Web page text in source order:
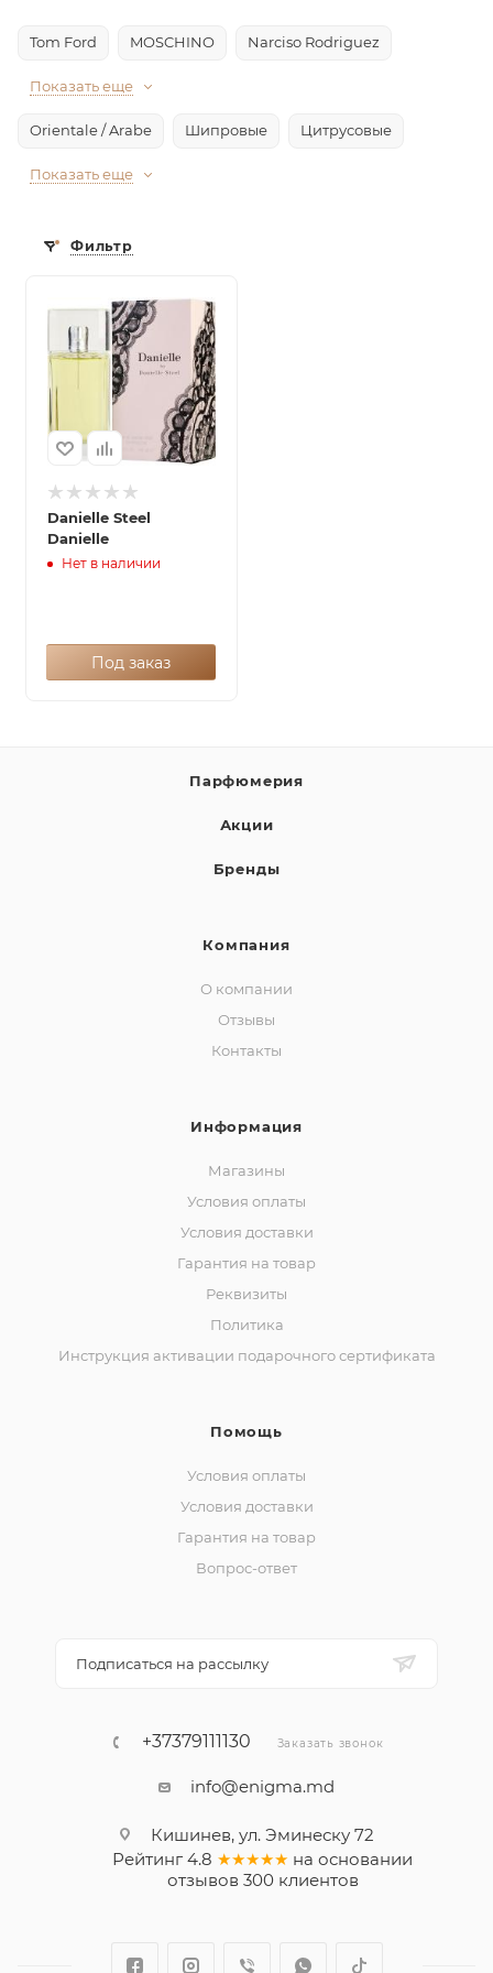
Tom Ford MOSCHINO Narciso Rodriguez
Показать еще
Orientale / Arabe Шипровые Цитрусовые
Показать еще
Фильтр
Danielle Steel
Danielle
Нет в наличии
Под заказ
Парфюмерия
Акции
Бренды
Компания
О компании
Отзывы
Контакты
Информация
Магазины
Условия оплаты
Условия доставки
Гарантия на товар
Реквизиты
Политика
Инструкция активации подарочного сертификата
Помощь
Условия оплаты
Условия доставки
Гарантия на товар
Вопрос-ответ
Подписаться на рассылку
+37379111130 Заказать звонок
info@enigma.md
Кишинев, ул. Эминеску 72
Рейтинг 4.8 ★★★★★ на основании
отзывов 300клиентов